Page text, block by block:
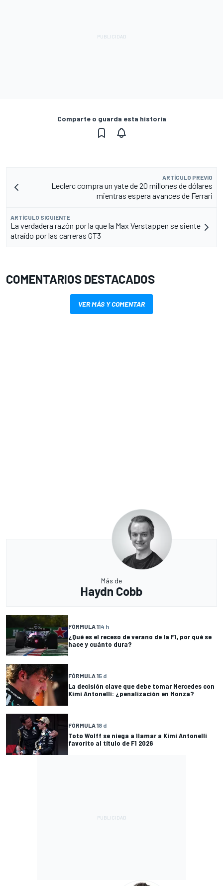
Comparte o guarda esta historia
ARTÍCULO PREVIO
Leclerc compra un yate de 20 millones de dólares
mientras espera avances de Ferrari
ARTÍCULO SIGUIENTE
La verdadera razón por la que la Max Verstappen se siente
atraído por las carreras GT3
COMENTARIOS DESTACADOS
VER MÁS Y COMENTAR
Más de
Haydn Cobb
FÓRMULA 114 h
¿Qué es el receso de verano de la F1, por qué se
hace y cuánto dura?
FÓRMULA 15 d
La decisión clave que debe tomar Mercedes con
Kimi Antonelli: ¿penalización en Monza?
FÓRMULA 18 d
Toto Wolff se niega a llamar a Kimi Antonelli
favorito al título de F1 2026